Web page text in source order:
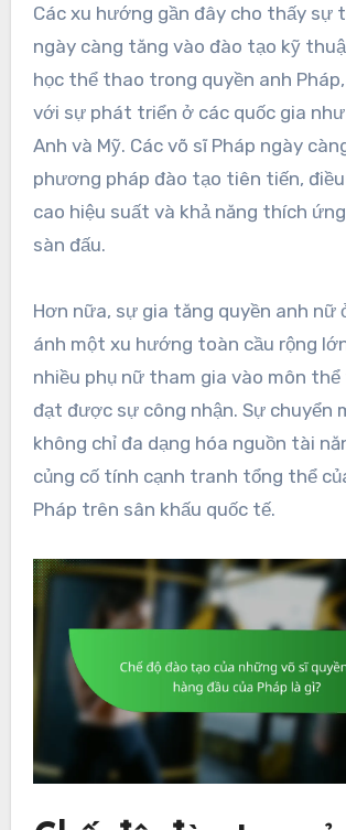
Các xu hướng gần đây cho thấy sự
ngày càng tăng vào đào tạo kỹ
học thể thao trong quyền anh
với sự phát triển ở các quốc gia
Anh và Mỹ. Các võ sĩ Pháp ngày
phương pháp đào tạo tiên tiến,
cao hiệu suất và khả năng thích
sàn đấu.
Hơn nữa, sự gia tăng quyền anh nữ
ánh một xu hướng toàn cầu rộng
nhiều phụ nữ tham gia vào môn
đạt được sự công nhận. Sự chuyển
không chỉ đa dạng hóa nguồn tài
củng cố tính cạnh tranh tổng thể
Pháp trên sân khấu quốc tế.